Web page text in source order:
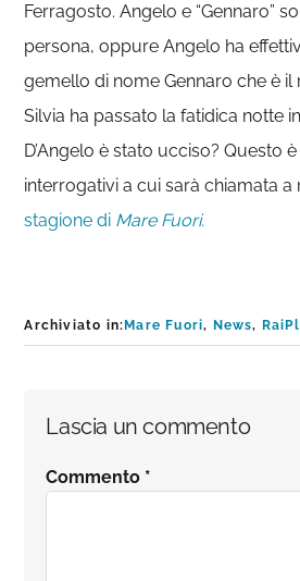
Ferragosto. Angelo e “Gennaro”
persona, oppure Angelo ha
gemello di nome Gennaro che è
Silvia ha passato la fatidica notte
D’Angelo è stato ucciso? Questo
interrogativi a cui sarà chiamata
stagione di Mare Fuori.
Archiviato in: Mare Fuori, News,
Interazioni
del
Lascia un commento
Commento *